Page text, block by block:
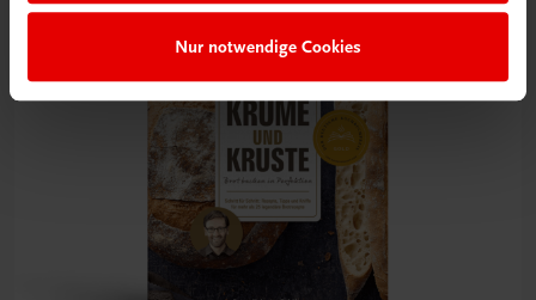
Nur notwendige Cookies